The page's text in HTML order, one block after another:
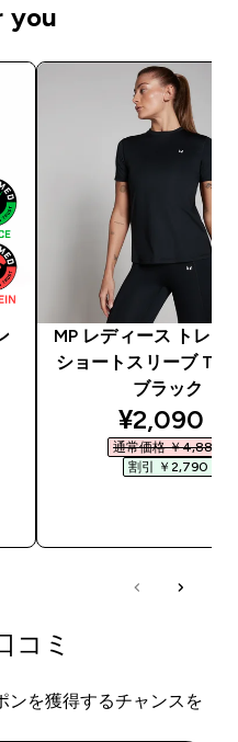
you
MP レディース トレー
ショートスリーブ Tシ
ブラック
¥2,090‎
通常価格 ￥4,880‎
割引 ￥2,790‎
コミ
ンを獲得するチャンスを